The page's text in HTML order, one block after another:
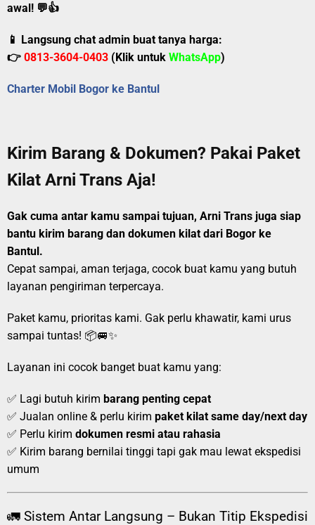
awal! 💬👍
📱 Langsung chat admin buat tanya harga:
👉 0813-3604-0403 (Klik untuk WhatsApp)
Charter Mobil Bogor ke Bantul
Kirim Barang & Dokumen? Pakai Paket
Kilat Arni Trans Aja!
Gak cuma antar kamu sampai tujuan, Arni Trans juga siap
bantu kirim barang dan dokumen kilat dari Bogor ke
Bantul.
Cepat sampai, aman terjaga, cocok buat kamu yang butuh
layanan pengiriman terpercaya.
Paket kamu, prioritas kami. Gak perlu khawatir, kami urus
sampai tuntas! 📦🚐✨
Layanan ini cocok banget buat kamu yang:
✅ Lagi butuh kirim barang penting cepat
✅ Jualan online & perlu kirim paket kilat same day/next day
✅ Perlu kirim dokumen resmi atau rahasia
✅ Kirim barang bernilai tinggi tapi gak mau lewat ekspedisi
umum
🚛 Sistem Antar Langsung – Bukan Titip Ekspedisi